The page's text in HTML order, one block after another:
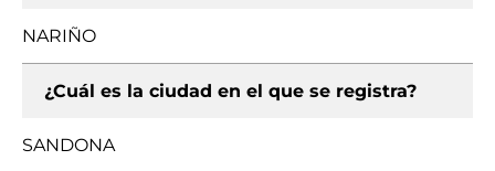
NARIÑO
¿Cuál es la ciudad en el que se registra?
SANDONA